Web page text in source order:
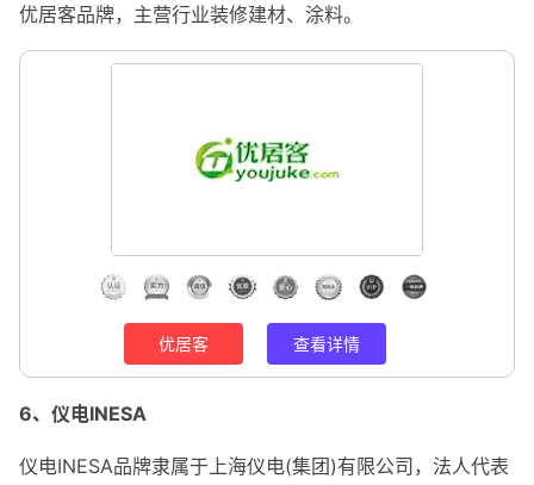
优居客品牌，主营行业装修建材、涂料。
优居客 查看详情
6、仪电INESA
仪电INESA品牌隶属于上海仪电(集团)有限公司，法人代表